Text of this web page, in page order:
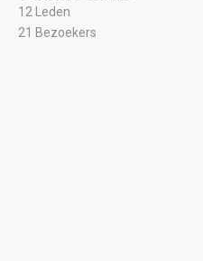
12 Leden
21 Bezoekers